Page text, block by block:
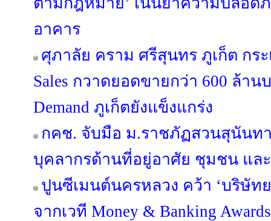
อาคาร
ศุภาลัย คราม ศรีสุนทร ภูเก็ต กร
Sales กวาดยอดขายกว่า 600 ล้าน
Demand ภูเก็ตยังแข็งแกร่ง
กคช. จับมือ ม.ราชภัฏสวนสุนัน
บุคลากรด้านที่อยู่อาศัย ชุมชน และ
ปูนซีเมนต์นครหลวง คว้า ‘บริษัท
จากเวที Money & Banking